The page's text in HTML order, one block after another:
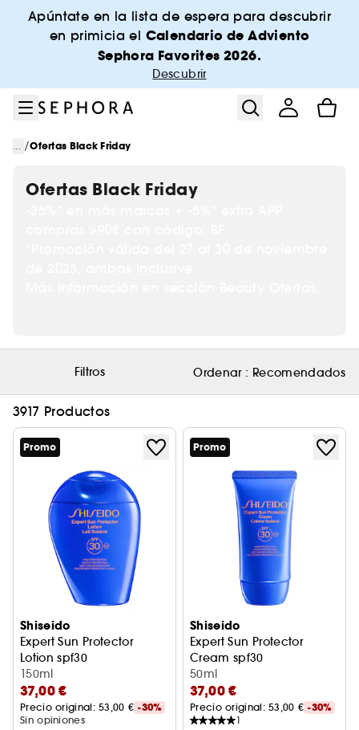
Ir al menú
Ir al contenido principal
Ir al pie de página
Apúntate en la lista de espera para descubrir
en primicia el Calendario de Adviento
Sephora Favorites 2026.
Descubrir
... /Ofertas Black Friday
Ofertas Black Friday
Filtros Ordenar : Recomendados
3917 Productos
Promo
Shiseido
Expert Sun Protector
Lotion spf30
Leche Solar
150ml
37,00 €
Precio original: 53,00 € -30%
Sin opiniones
Promo
Shiseido
Expert Sun Protector
Cream spf30
Crema Solar
50ml
37,00 €
Precio original: 53,00 € -30%
1